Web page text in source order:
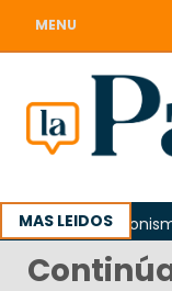
MENU
MAS LEIDOS
El peronismo